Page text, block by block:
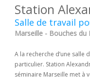
Station
Salle de travail
Marseille - Bouches du
A la recherche d’une
particulier. Station
séminaire Marseille met à